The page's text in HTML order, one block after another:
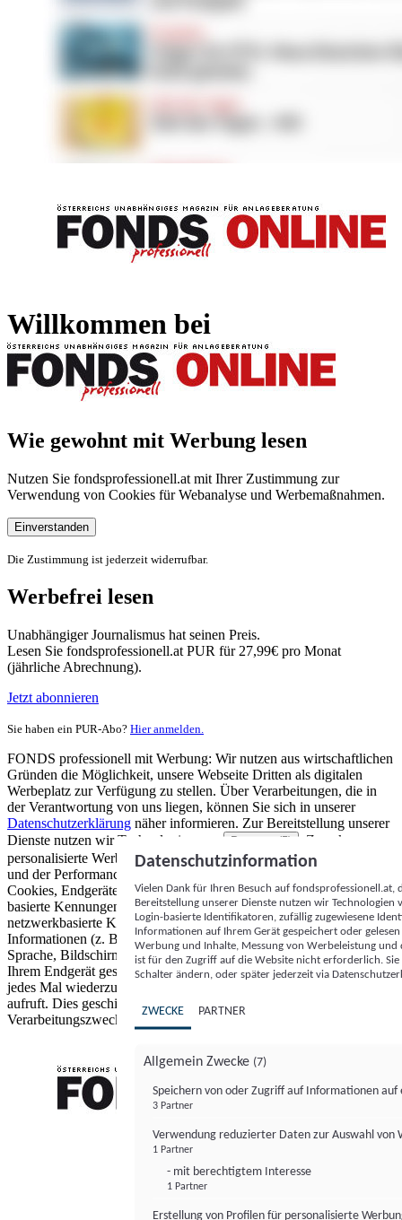
Willkommen bei
Wie gewohnt mit Werbung lesen
Nutzen Sie fondsprofessionell.at mit Ihrer Zustimmung zur
Verwendung von Cookies für Webanalyse und Werbemaßnahmen.
Einverstanden
Die Zustimmung ist jederzeit widerrufbar.
Werbefrei lesen
Unabhängiger Journalismus hat seinen Preis.
Lesen Sie fondsprofessionell.at PUR für 27,99€ pro Monat
(jährliche Abrechnung).
Jetzt abonnieren
Sie haben ein PUR-Abo? Hier anmelden.
FONDS professionell mit Werbung: Wir nutzen aus wirtschaftlichen
Gründen die Möglichkeit, unsere Webseite Dritten als digitalen
Werbeplatz zur Verfügung zu stellen. Über Verarbeitungen, die in
der Verantwortung von uns liegen, können Sie sich in unserer
Datenschutzerklärung näher informieren. Zur Bereitstellung unserer
Dienste nutzen wir Technologien von
Partnern (5)
. Zwecke:
personalisierte Werbung und Inhalte, Messung von Werbeleistung
und der Performance von Inhalten sowie Zielgruppenforschung.
Cookies, Endgeräte- oder ähnliche Online-Kennungen (z. B. login-
basierte Kennungen, zufällig generierte Kennungen,
netzwerkbasierte Kennungen) können zusammen mit anderen
Informationen (z. B. Browsertyp und Browserinformationen,
Sprache, Bildschirmgröße, unterstützte Technologien usw.) auf
Ihrem Endgerät gespeichert oder von dort ausgelesen werden, um es
jedes Mal wiederzuerkennen, wenn es eine App oder einer Webseite
aufruft. Dies geschieht für einen oder mehrere der hier aufgeführten
Verarbeitungszwecke.
Datenschutzinformation
Vielen Dank für Ihren Besuch auf
Bereitstellung unserer Dienste nutzen wir Technologien
Login-basierte Identifikatoren, zufällig zugewiesene
Informationen auf Ihrem Gerät gespeichert oder
Werbung und Inhalte, Messung von Werbeleistung
ist für den Zugriff auf die Website nicht erforderlich.
Schalter ändern, oder später jederzeit via
ZWECKE PARTNER
Allgemein Zwecke (7)
Speichern von oder Zugriff auf Informationen auf
3 Partner
Verwendung reduzierter Daten zur Auswahl von
1 Partner
- mit berechtigtem Interesse
1 Partner
Erstellung von Profilen für personalisierte
FONDS professionell